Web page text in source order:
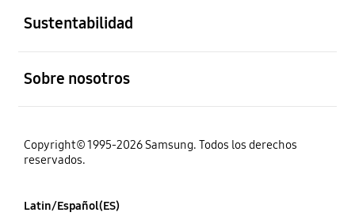
Sustentabilidad
Sobre nosotros
Copyright© 1995-2026 Samsung. Todos los derechos
reservados.
Latin/Español(ES)